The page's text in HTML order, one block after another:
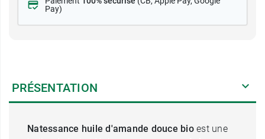
Pay)
PRÉSENTATION
Natessance huile d'amande douce bioest une